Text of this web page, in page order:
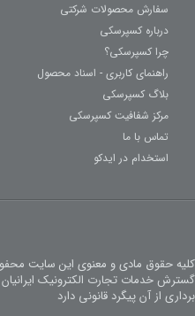
سفارش محصولات شرکتی
درباره کسپرسکی
چرا کسپرسکی؟
راهنمای کاربری - اسناد محصول
بلاگ کسپرسکی
مرکز شفافیت کسپرسکی
تماس با ما
استخدام در ایدکو
کلیه حقوق مادی و معنوی این سایت
گسترش خدمات تجارت الکترونیک
برداری از آن پیگرد قانونی دارد